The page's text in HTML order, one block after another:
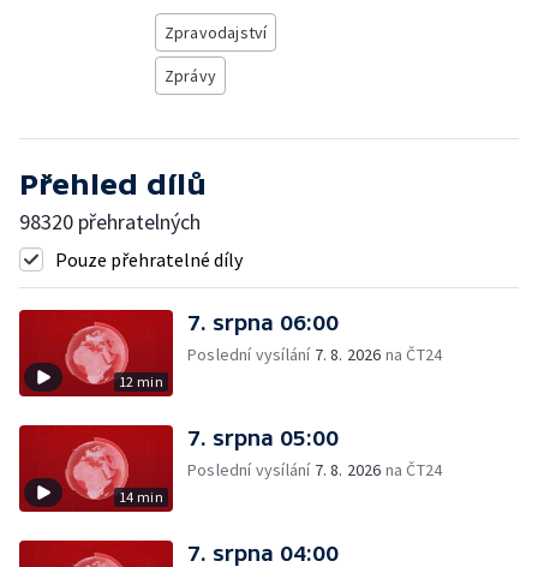
Zpravodajství
Zprávy
Přehled dílů
98320 přehratelných
Pouze přehratelné díly
12 min
7. srpna 06:00
Poslední vysílání 7. 8. 2026 na ČT24
14 min
7. srpna 05:00
Poslední vysílání 7. 8. 2026 na ČT24
7. srpna 04:00